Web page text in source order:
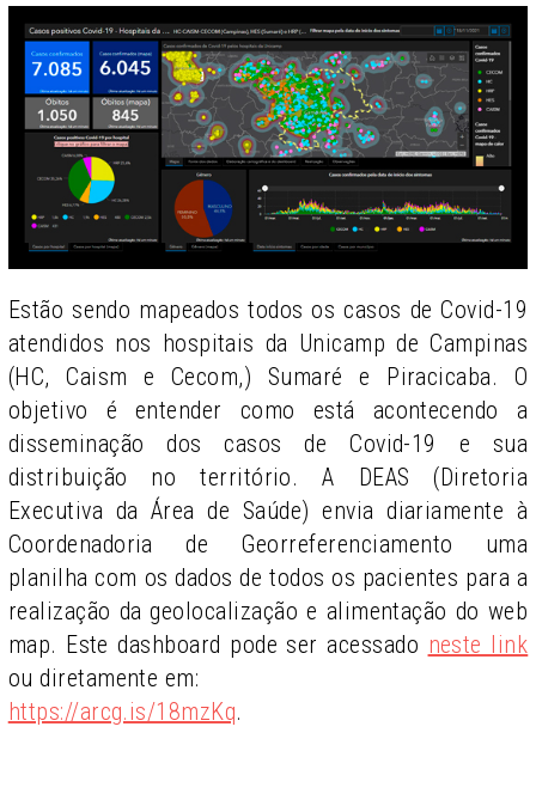
Estão sendo mapeados todos os casos de Covid-19
atendidos nos hospitais da Unicamp de Campinas
(HC, Caism e Cecom,) Sumaré e Piracicaba. O
objetivo é entender como está acontecendo a
disseminação dos casos de Covid-19 e sua
distribuição no território. A DEAS (Diretoria
Executiva da Área de Saúde) envia diariamente à
Coordenadoria de Georreferenciamento uma
planilha com os dados de todos os pacientes para a
realização da geolocalização e alimentação do web
map. Este dashboard pode ser acessado neste link
ou diretamente em:
https://arcg.is/18mzKq.